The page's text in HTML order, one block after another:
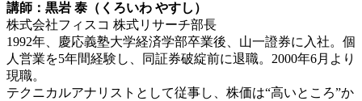
講師：黒岩 泰（くろいわ やすし）
株式会社フィスコ 株式リサーチ部長
1992年、慶応義塾大学経済学部卒業後、山一證券に入社。個
人営業を5年間経験し、同証券破綻前に退職。2000年6月より
現職。
テクニカルアナリストとして従事し、株価は“高いところ”か